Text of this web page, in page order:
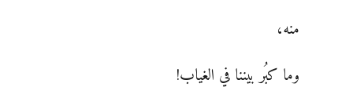
منه،
وما كبُر بيننا في الغياب!